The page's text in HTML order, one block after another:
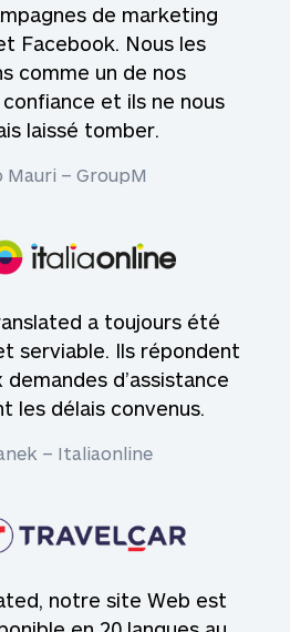
de marketing
Facebook. Nous les
comme un de nos
et ils ne nous
laissé tomber.
– GroupM
a toujours été
serviable. Ils répondent
d’assistance
les délais convenus.
– Italiaonline
notre site Web est